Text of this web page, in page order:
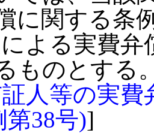
に関する条
よる実費
ものとする
人等の実
38号)]